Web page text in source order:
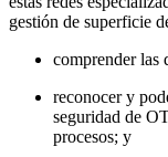
gestión de superficie
comprender las
reconocer y
seguridad de
procesos; y